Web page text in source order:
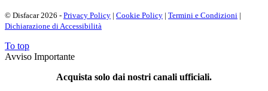
© Disfacar 2026 - Privacy Policy | Cookie Policy | Termini e Condizioni |
Dichiarazione di Accessibilità
To top
Avviso Importante
Acquista solo dai nostri canali ufficiali.